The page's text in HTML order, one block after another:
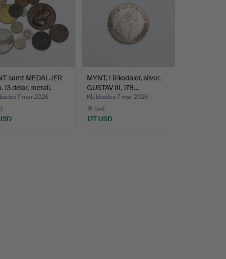
samt MEDALJER
13 delar, metall.
7 mar 2026
MYNT, 1 Riksdaler, silver,
GUSTAV III, 178…
Klubbades 7 mar 2026
18 bud
127 USD